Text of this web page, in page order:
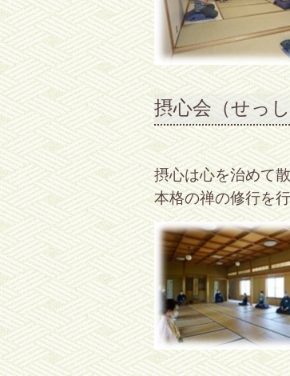
摂心会（せっ
摂心は心を治めて
本格の禅の修行を